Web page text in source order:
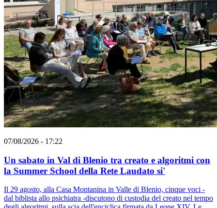
07/08/2026 - 17:22
Un sabato in Val di Blenio tra creato e algoritmi con
la Summer School della Rete Laudato si'
Il 29 agosto, alla Casa Montanina in Valle di Blenio, cinque voci -
dal biblista allo psichiatra -discutono di custodia del creato nel tempo